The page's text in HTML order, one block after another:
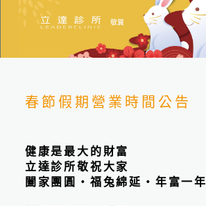
分類 全部 最新活動
春節假期營業時間公告
健康是最大的財富
立達診所敬祝大家
闔家團圓‧福兔綿延‧年富一年